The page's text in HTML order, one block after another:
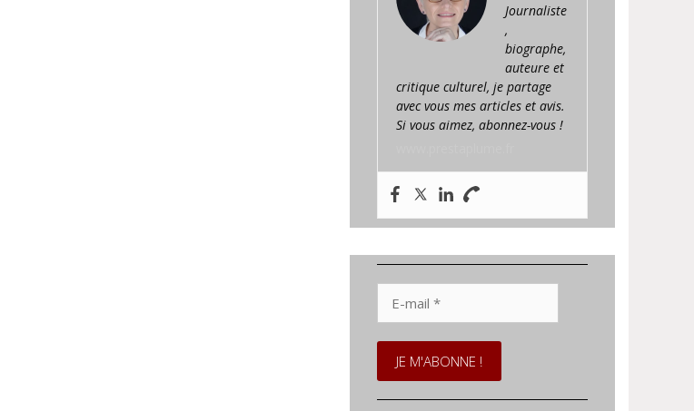
Journaliste
,
biographe,
auteure et
critique culturel, je partage
avec vous mes articles et avis.
Si vous aimez, abonnez-vous !
mail
*